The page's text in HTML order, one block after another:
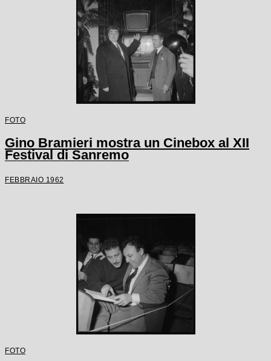
FOTO
Gino Bramieri mostra un Cinebox al XII
Festival di Sanremo
FEBBRAIO 1962
FOTO